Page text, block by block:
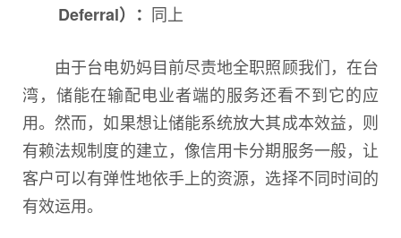
Deferral）： 同上
由于台电奶妈目前尽责地全职照顾我们，在台
湾，储能在输配电业者端的服务还看不到它的应
用。然而，如果想让储能系统放大其成本效益，则
有赖法规制度的建立，像信用卡分期服务一般，让
客户可以有弹性地依手上的资源，选择不同时间的
有效运用。